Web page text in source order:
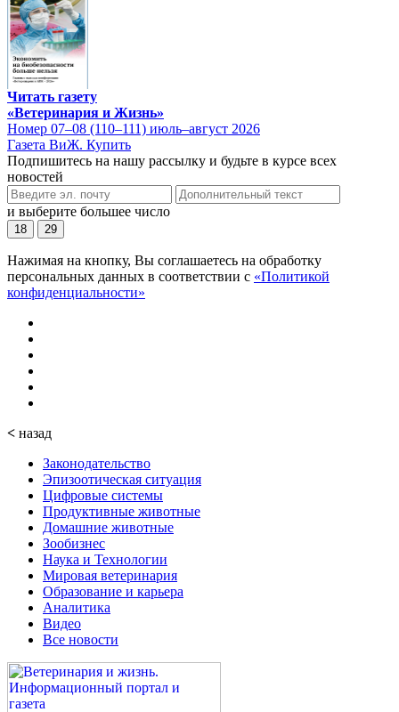
Читать газету
«Ветеринария и Жизнь»
Номер 07–08 (110–111) июль–август 2026
Газета ВиЖ. Купить
Подпишитесь на нашу рассылку и будьте в курсе всех
новостей
и выберите большее число
18 29
Нажимая на кнопку, Вы соглашаетесь на обработку
персональных данных в соответствии с «Политикой
конфиденциальности»
< назад
Законодательство
Эпизоотическая ситуация
Цифровые системы
Продуктивные животные
Домашние животные
Зообизнес
Наука и Технологии
Мировая ветеринария
Образование и карьера
Аналитика
Видео
Все новости